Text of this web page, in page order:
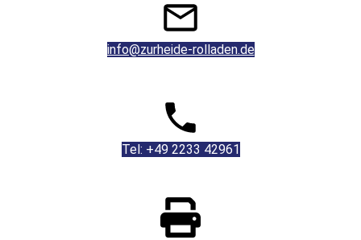
info@zurheide-rolladen.de
Tel: +49 2233 42961